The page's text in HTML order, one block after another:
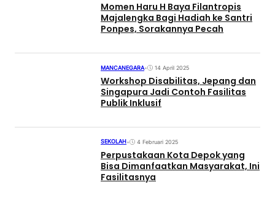
Momen Haru H Baya Filantropis
Majalengka Bagi Hadiah ke Santri
Ponpes, Sorakannya Pecah
MANCANEGARA• 14 April 2025
Workshop Disabilitas, Jepang dan
Singapura Jadi Contoh Fasilitas
Publik Inklusif
SEKOLAH• 4 Februari 2025
Perpustakaan Kota Depok yang
Bisa Dimanfaatkan Masyarakat, Ini
Fasilitasnya